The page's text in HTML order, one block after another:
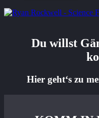
Du willst
Hier geht‘s zu